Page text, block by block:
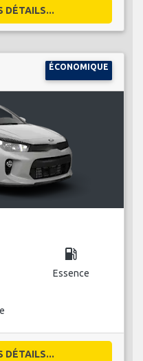
DÉTAILS...
ÉCONOMIQUE
local_gas_station
Essence
DÉTAILS...